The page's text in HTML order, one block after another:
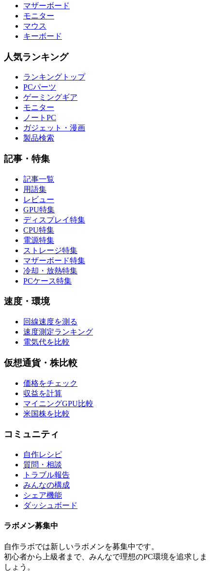
マザーボード
モニター
マウス
キーボード
人気ランキング
ランキングトップ
PCパーツ
ゲーミングギア
モニター
ノートPC
ガジェット・漫画
製品検索
記事・特集
記事一覧
用語集
レビュー
GPU特集
ディスプレイ特集
CPU特集
電源特集
ストレージ特集
マザーボード特集
冷却・放熱特集
PCケース特集
速度・環境
回線速度を測る
速度測定ランキング
電気代を比較
仮想通貨・株比較
価格をチェック
収益を計算
マイニングGPU比較
米国株を比較
コミュニティ
自作レシピ
質問・相談
トラブル報告
みんなの構成
シェア機能
ダッシュボード
ラボメン募集中
自作ラボでは新しいラボメンを募集中です。
初心者から上級者まで、みんなで理想のPC環境を追求しま
しょう。